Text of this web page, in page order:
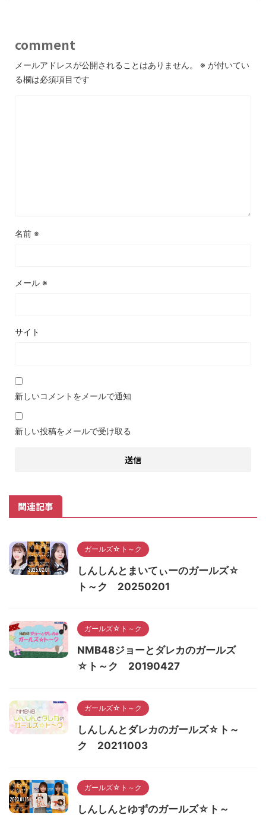
comment
メールアドレスが公開されることはありません。 ※ が付いてい
る欄は必須項目です
名前 ※
メール ※
サイト
新しいコメントをメールで通知
新しい投稿をメールで受け取る
関連記事
ガールズ☆ト～ク
しんしんとまいてぃーのガールズ☆
ト～ク 20250201
ガールズ☆ト～ク
NMB48ジョーとダレカのガールズ
☆ト～ク 20190427
ガールズ☆ト～ク
しんしんとダレカのガールズ☆ト～
ク 20211003
ガールズ☆ト～ク
しんしんとゆずのガールズ☆ト～